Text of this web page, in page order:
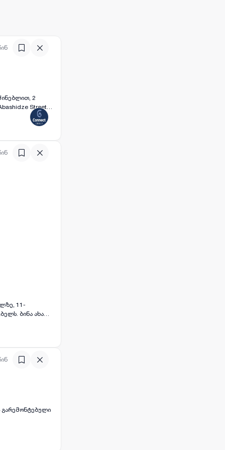
2
with parking,
11-
ბინა ახალი
აივანი ან
გარემონტებული